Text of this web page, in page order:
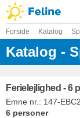
Forside Katalog
Katalog -
Emne nr.: 147-
6 personer